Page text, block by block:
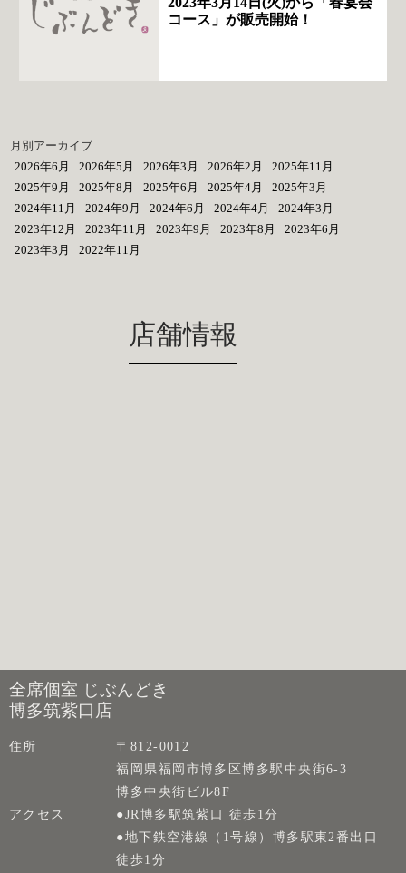
コース」が販売開始！
月別アーカイブ
2026年6月
2026年5月 2026年3月 2026年2月
2025年11月
2025年9月
2025年8月 2025年6月 2025年4月
2025年3月
2024年11月
2024年9月 2024年6月 2024年4月
2024年3月
2023年12月
2023年11月 2023年9月 2023年8月
2023年6月
2023年3月
2022年11月
店舗情報
全席個室 じぶんどき
博多筑紫口店
住所
〒812-0012
福岡県福岡市博多区博多駅中央街6-3
博多中央街ビル8F
アクセス
●JR博多駅筑紫口 徒歩1分
●地下鉄空港線（1号線）博多駅東2番出口
徒歩1分